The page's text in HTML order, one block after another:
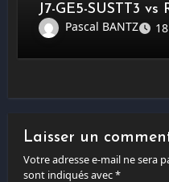
J7-GE5-SUSTT3 vs
Pascal BANTZ
Laisser un
Votre adresse e-mail ne sera
sont indiqués avec*